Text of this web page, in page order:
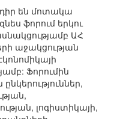
են մոտակա
ֆորում երկու
ԱՀ
աջակցության
Ֆորումին
լոգիստիկայի,